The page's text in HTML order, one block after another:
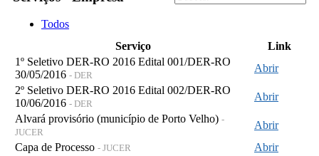
Todos
Serviço
Link
1º Seletivo DER-RO 2016 Edital 001/DER-RO
30/05/2016 - DER
Abrir
2º Seletivo DER-RO 2016 Edital 002/DER-RO
10/06/2016 - DER
Abrir
Alvará provisório (município de Porto Velho) -
JUCER
Abrir
Capa de Processo - JUCER
Abrir